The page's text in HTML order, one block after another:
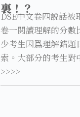
裏！？
DSE中文卷四説話被
卷一閲讀理解的分
少考生因爲理解錯
索。大部分的考生
>>>>